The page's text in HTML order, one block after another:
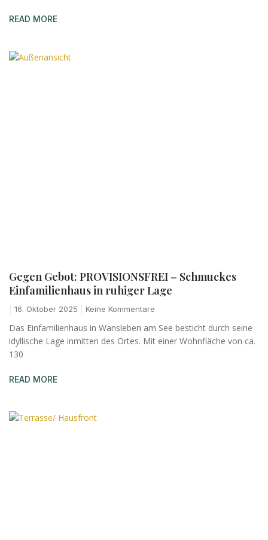
READ MORE
Gegen Gebot: PROVISIONSFREI – Schmuckes
Einfamilienhaus in ruhiger Lage
16. Oktober 2025 Keine Kommentare
Das Einfamilienhaus in Wansleben am See besticht durch seine
idyllische Lage inmitten des Ortes. Mit einer Wohnfläche von ca.
130
READ MORE